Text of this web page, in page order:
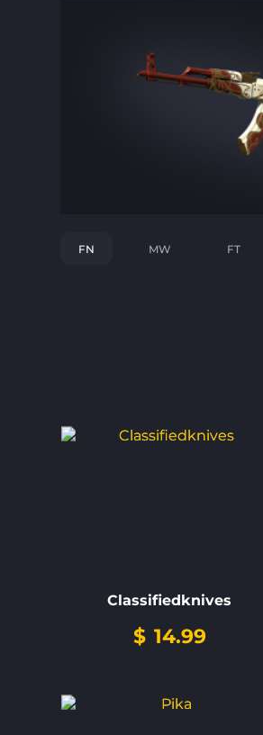
FN MW FT
Classifiedknives
$ 14.99